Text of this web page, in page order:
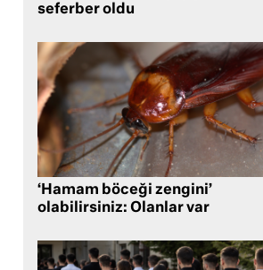
seferber oldu
‘Hamam böceği zengini’
olabilirsiniz: Olanlar var